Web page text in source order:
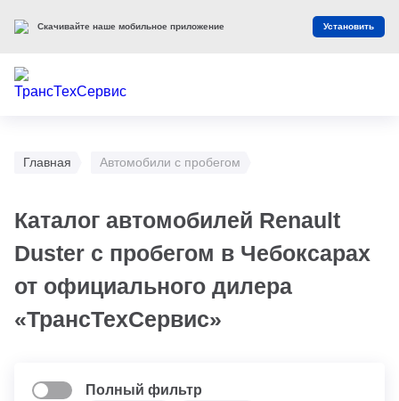
Главная Автомобили с пробегом
Каталог автомобилей Renault
Duster с пробегом в Чебоксарах
от официального дилера
«ТрансТехСервис»
Полный фильтр
Скачивайте наше мобильное приложение Установить